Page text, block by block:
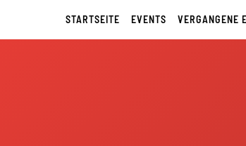
STARTSEITE EVENTS VERGANGENE